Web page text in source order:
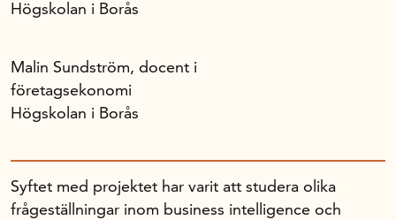
Högskolan i Borås
Malin Sundström, docent i
företagsekonomi
Högskolan i Borås
Syftet med projektet har varit att studera olika
frågeställningar inom business intelligence och